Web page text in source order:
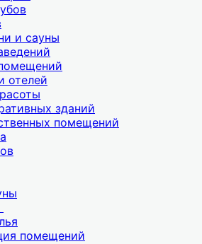
и сауны
отелей
зданий
помещений
помещений